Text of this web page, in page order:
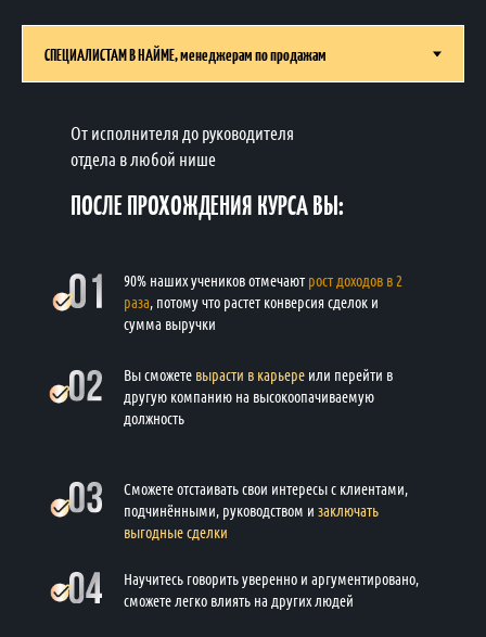
90% наших учеников отмечают рост доходов в 2
раза, потому что растет конверсия сделок и
сумма выручки
От исполнителя до руководителя
отдела в любой нише
ПОСЛЕ ПРОХОЖДЕНИЯ КУРСА ВЫ:
Научитесь говорить уверенно и аргументировано,
сможете легко влиять на других людей
Вы сможете вырасти в карьере или перейти в
другую компанию на высокоопачиваемую
должность
Сможете отстаивать свои интересы с клиентами,
подчинёнными, руководством и заключать
выгодные сделки